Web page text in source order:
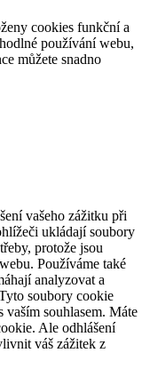
cookies funkční a
používání webu,
můžete snadno
vašeho zážitku při
ukládají soubory
protože jsou
Používáme také
analyzovat a
soubory cookie
vaším souhlasem. Máte
Ale odhlášení
váš zážitek z